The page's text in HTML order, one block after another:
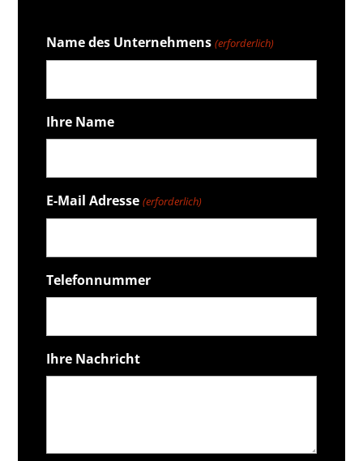
Name des Unternehmens (erforderlich)
Ihre Name
E-Mail Adresse (erforderlich)
Telefonnummer
Ihre Nachricht